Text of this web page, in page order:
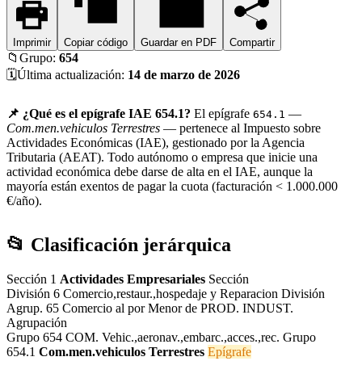
Imprimir Copiar código Guardar en PDF Compartir
📁 Grupo: 654
🗓️Última actualización: 14 de marzo de 2026
📌 ¿Qué es el epígrafe IAE 654.1? El epígrafe 654.1 —
Com.men.vehiculos Terrestres — pertenece al Impuesto sobre
Actividades Económicas (IAE), gestionado por la Agencia
Tributaria (AEAT). Todo autónomo o empresa que inicie una
actividad económica debe darse de alta en el IAE, aunque la
mayoría están exentos de pagar la cuota (facturación < 1.000.000
€/año).
📂 Clasificación jerárquica
Sección 1 Actividades Empresariales Sección
División 6 Comercio,restaur.,hospedaje y Reparacion División
Agrup. 65 Comercio al por Menor de PROD. INDUST.
Agrupación
Grupo 654 COM. Vehic.,aeronav.,embarc.,acces.,rec. Grupo
654.1 Com.men.vehiculos Terrestres Epígrafe